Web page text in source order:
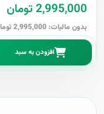
2,995,000 تومان
بدون مالیات: 2,995,000 تومان
افزودن به سبد